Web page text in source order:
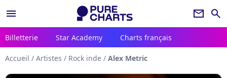
menu newsletter search
Billetterie Star Academy Charts français
Accueil / Artistes / Rock inde / Alex Metric